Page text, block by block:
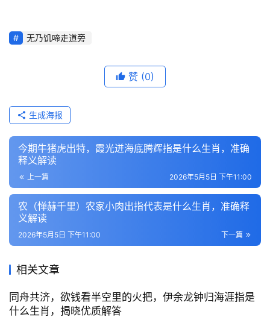
无乃饥啼走道旁
赞 (0)
生成海报
今期牛猪虎出特，霞光迸海底腾辉指是什么生肖，准确
释义解读
上一篇 2026年5月5日 下午11:00
农（惮赫千里）农家小肉出指代表是什么生肖，准确释
义解读
下一篇
2026年5月5日 下午11:00
相关文章
同舟共济，欲钱看半空里的火把，伊余龙钟归海涯指是
什么生肖，揭晓优质解答